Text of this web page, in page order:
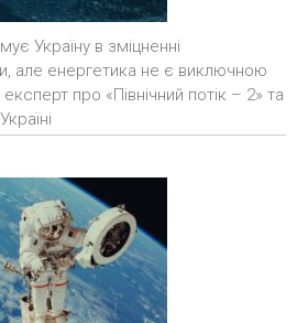
Україну в зміцненні
але енергетика не є виключною
про «Північний потік – 2» та